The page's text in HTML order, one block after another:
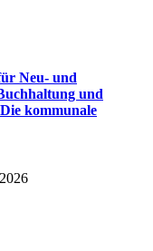
Neu- und
und
kommunale